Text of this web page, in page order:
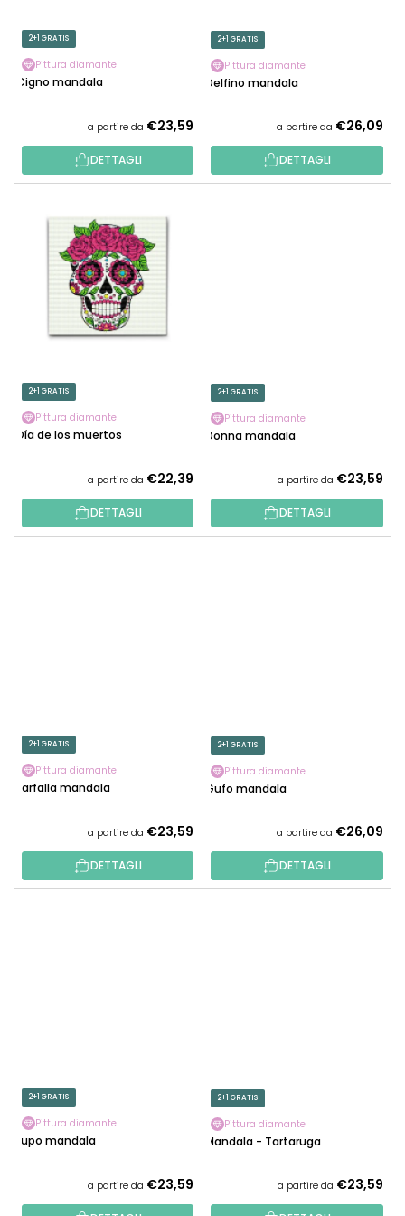
R
O
D
O
P
R
O
T
I
2+1 GRATIS
Pittura diamante
Cigno mandala
a partire da €23,59
DETTAGLI
2+1 GRATIS
Pittura diamante
Delfino mandala
a partire da €26,09
DETTAGLI
2+1 GRATIS
Pittura diamante
Día de los muertos
a partire da €22,39
DETTAGLI
2+1 GRATIS
Pittura diamante
Donna mandala
a partire da €23,59
DETTAGLI
2+1 GRATIS
Pittura diamante
Farfalla mandala
a partire da €23,59
DETTAGLI
2+1 GRATIS
Pittura diamante
Gufo mandala
a partire da €26,09
DETTAGLI
2+1 GRATIS
Pittura diamante
Lupo mandala
a partire da €23,59
2+1 GRATIS
Pittura diamante
Mandala - Tartaruga
a partire da €23,59